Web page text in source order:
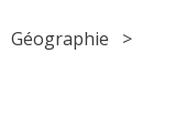
Géographie >